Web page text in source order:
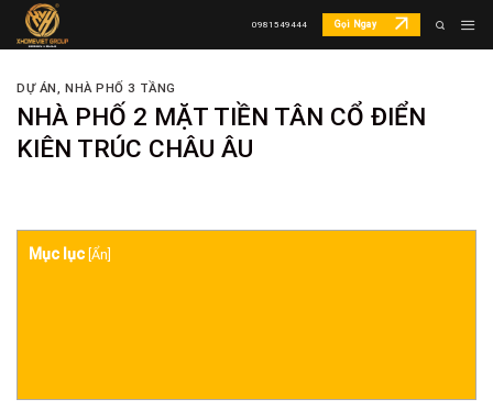
Skip
0981549444 Gọi Ngay
DỰ ÁN, NHÀ PHỐ 3 TẦNG
NHÀ PHỐ 2 MẶT TIỀN TÂN CỔ ĐIỂN
KIÊN TRÚC CHÂU ÂU
Mục lục Ẩn